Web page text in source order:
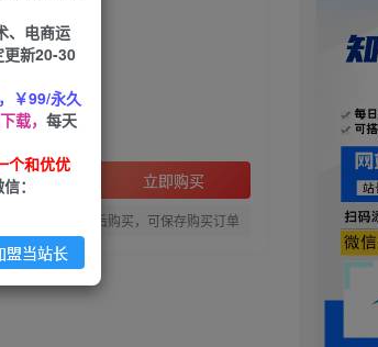
立即购买
登录！建议登陆后购买，可保存购买订单
、电商运
更新20-30
￥99/永久
载， 每天
个和优优
：
盟当站长